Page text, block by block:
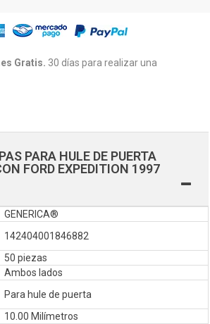
Gratis. 30 días para realizar una
PARA HULE DE PUERTA
FORD EXPEDITION 1997
GENERICA®
142404001846882
50 piezas
Ambos lados
Para hule de puerta
10.00 Milímetros